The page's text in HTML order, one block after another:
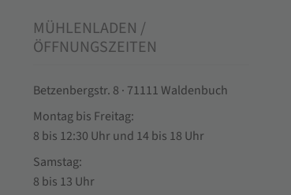
MÜHLENLADEN /
ÖFFNUNGSZEITEN
Betzenbergstr. 8 · 71111 Waldenbuch
Montag bis Freitag:
8 bis 12:30 Uhr und 14 bis 18 Uhr
Samstag:
8 bis 13 Uhr